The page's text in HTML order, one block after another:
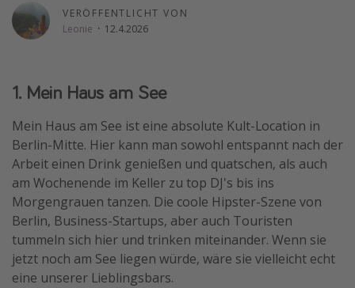
Hotels in Hamburg
Weitere Themen
Reise Journal
Familienurlaub in der Türkei
Rundreisen in Thailand
Bahnreisen in der Schweiz
Reisepassfreie Reiseziele
Travel Know How
VERÖFFENTLICHT VON
Leonie · 12.4.2026
1. Mein Haus am See
Mein Haus am See ist eine absolute Kult-Location in
Berlin-Mitte. Hier kann man sowohl entspannt nach der
Arbeit einen Drink genießen und quatschen, als auch
am Wochenende im Keller zu top DJ's bis ins
Morgengrauen tanzen. Die coole Hipster-Szene von
Berlin, Business-Startups, aber auch Touristen
tummeln sich hier und trinken miteinander. Wenn sie
jetzt noch am See liegen würde, wäre sie vielleicht echt
eine unserer Lieblingsbars.